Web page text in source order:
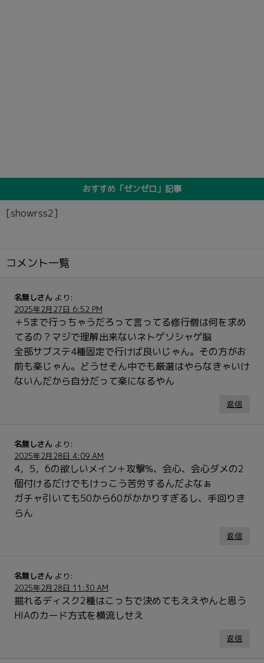
おすすめ「ゼンゼロ」記事
[showrss2]
コメント一覧
名無しさん より:
2025年2月27日 6:52 PM
＋5まで行っちゃうだろって言ってる修行僧は何を求め
てるの？マジで理解出来ないネトゲソシャゲ脳
全部サブステ4種固定で行けば良いじゃん。その方がお
前も楽じゃん。どうせそん中でも厳選はやらなきゃいけ
ないんだから自分だって楽になるやん
返信
名無しさん より:
2025年2月28日 4:09 AM
4，5，6の欲しいメイン＋攻撃%、会心、会心ダメの2
個付けるだけでもけっこう苦労するんだよなぁ
ガチャ引いても50から60がかかりすぎるし、手回りき
らん
返信
名無しさん より:
2025年2月28日 11:30 AM
掘れるディスク2種はこっちで決めてもええやんと思う
HIAのカード方式を横流しせえ
返信